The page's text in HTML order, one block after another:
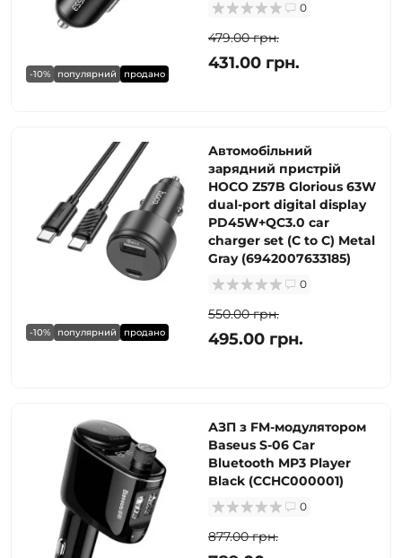
-10% популярний продано
0
479.00 грн.
431.00 грн.
-10% популярний продано
Автомобільний
зарядний пристрій
HOCO Z57B Glorious 63W
dual-port digital display
PD45W+QC3.0 car
charger set (C to C) Metal
Gray (6942007633185)
0
550.00 грн.
495.00 грн.
АЗП з FM-модулятором
Baseus S-06 Car
Bluetooth MP3 Player
Black (CCHC000001)
0
877.00 грн.